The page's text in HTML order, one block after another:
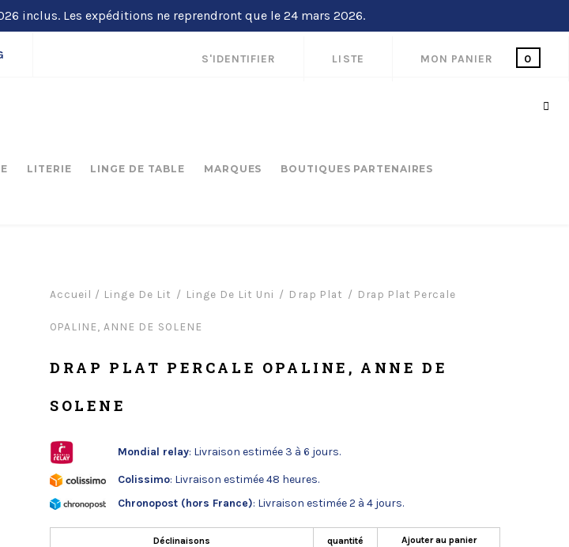
inclus. Les expéditions ne reprendront que le 24 mars 2026.
MON PANIER 0
LISTE
S'IDENTIFIER
LITERIE LINGE DE TABLE MARQUES BOUTIQUES PARTENAIRES
Accueil / Linge De Lit Linge De Lit Uni Drap Plat Drap Plat Percale
OPALINE, ANNE DE SOLENE
DRAP PLAT PERCALE OPALINE, ANNE DE
SOLENE
Mondial relay: Livraison estimée 3 à 6 jours.
Colissimo: Livraison estimée 48 heures.
Chronopost (hors France): Livraison estimée 2 à 4 jours.
Déclinaisons quantité Ajouter au panier